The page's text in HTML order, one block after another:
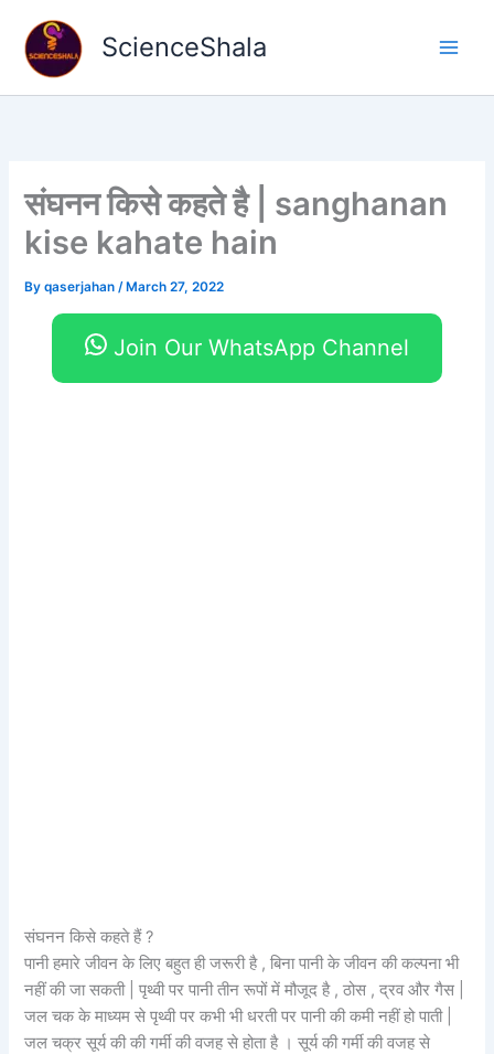
content
ScienceShala
संघनन किसे कहते है | sanghanan
kise kahate hain
Byqaserjahan/ March 27, 2022
Join Our WhatsApp Channel
संघनन किसे कहते हैं ?
पानी हमारे जीवन के लिए बहुत ही जरूरी है , बिना पानी के जीवन की कल्पना भी
नहीं की जा सकती | पृथ्वी पर पानी तीन रूपों में मौजूद है , ठोस , द्रव और गैस |
जल चक के माध्यम से पृथ्वी पर कभी भी धरती पर पानी की कमी नहीं हो पाती |
जल चक्र सूर्य की की गर्मी की वजह से होता है । सूर्य की गर्मी की वजह से